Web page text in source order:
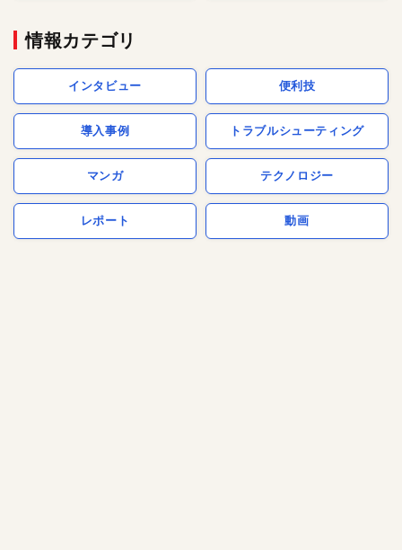
情報カテゴリ
インタビュー 便利技
導入事例 トラブルシューティング
マンガ テクノロジー
レポート 動画